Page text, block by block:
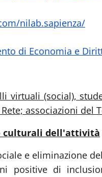
nilab.sapienza/
di Economia e
virtuali (social),
associazioni del
culturali dell'attività
e eliminazione
positive di